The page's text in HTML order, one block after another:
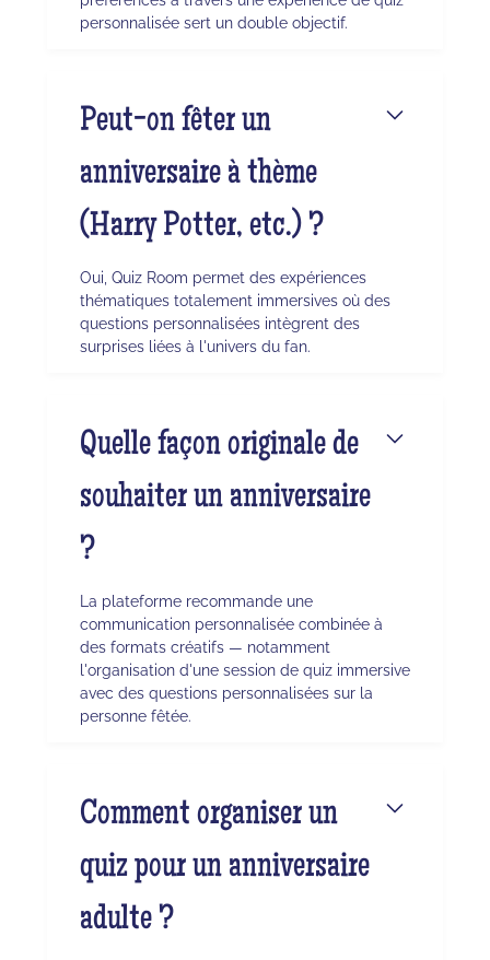
personnalisée sert un double objectif.
Peut-on fêter un
anniversaire à thème
(Harry Potter, etc.) ?
Oui, Quiz Room permet des expériences
thématiques totalement immersives où des
questions personnalisées intègrent des
surprises liées à l'univers du fan.
Quelle façon originale de
souhaiter un anniversaire
?
La plateforme recommande une
communication personnalisée combinée à
des formats créatifs — notamment
l'organisation d'une session de quiz immersive
avec des questions personnalisées sur la
personne fêtée.
Comment organiser un
quiz pour un anniversaire
adulte ?